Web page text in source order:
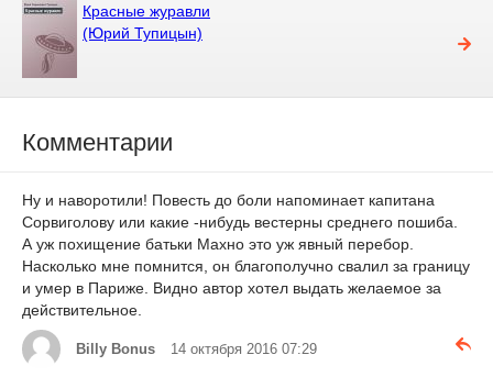
Красные журавли
(Юрий Тупицын)
Комментарии
Ну и наворотили! Повесть до боли напоминает капитана
Сорвиголову или какие -нибудь вестерны среднего пошиба.
А уж похищение батьки Махно это уж явный перебор.
Насколько мне помнится, он благополучно свалил за границу
и умер в Париже. Видно автор хотел выдать желаемое за
действительное.
Billy Bonus 14 октября 2016 07:29